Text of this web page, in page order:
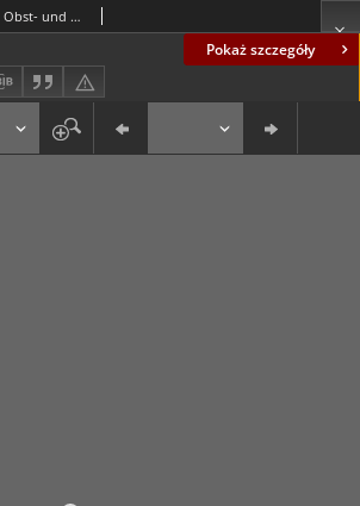
Pokaż szczegóły
Zielona Góra / Grünberg; Obst- und Rebenstadt